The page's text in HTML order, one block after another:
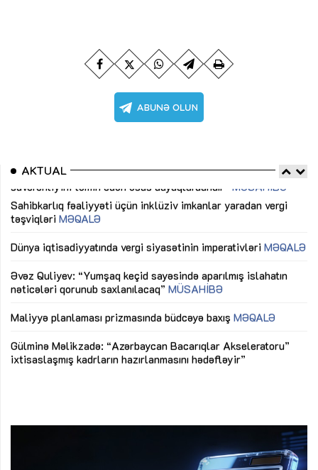
AKTUAL
Sahibkarlıq fəaliyyəti üçün inklüziv imkanlar yaradan vergi
təşviqləriMƏQALƏ
nəticələri qorunub saxlanılacaq”MÜSAHİBƏ
ixtisaslaşmış kadrların hazırlanmasını hədəfləyir”